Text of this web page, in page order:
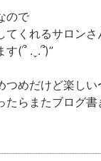
ので
てくれるサロンさ
‪(՞ .ˬ.՞)”‬
つめだけど楽しい
たらまたブログ書